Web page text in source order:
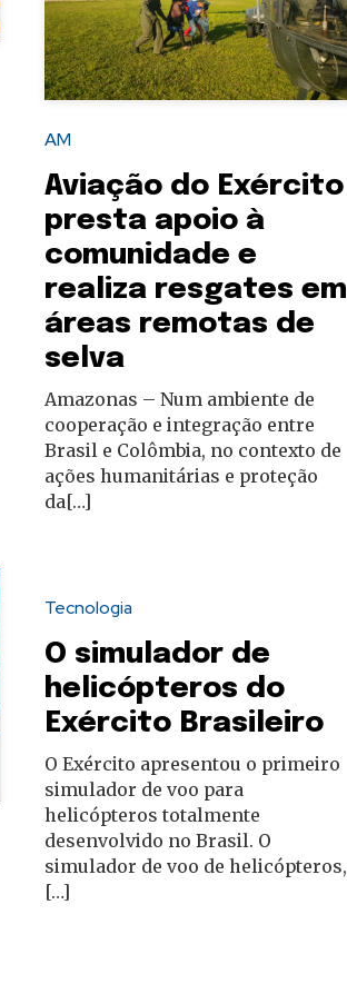
AM
Aviação do Exército
presta apoio à
comunidade e
realiza resgates em
áreas remotas de
selva
Amazonas – Num ambiente de
cooperação e integração entre
Brasil e Colômbia, no contexto de
ações humanitárias e proteção
da[…]
Tecnologia
O simulador de
helicópteros do
Exército Brasileiro
O Exército apresentou o primeiro
simulador de voo para
helicópteros totalmente
desenvolvido no Brasil. O
simulador de voo de helicópteros,
[…]